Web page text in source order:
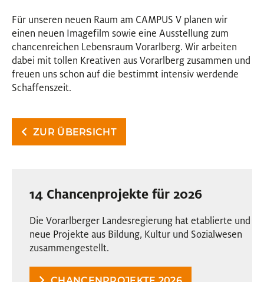
Für unseren neuen Raum am CAMPUS V planen wir
einen neuen Imagefilm sowie eine Ausstellung zum
chancenreichen Lebensraum Vorarlberg. Wir arbeiten
dabei mit tollen Kreativen aus Vorarlberg zusammen und
freuen uns schon auf die bestimmt intensiv werdende
Schaffenszeit.
ZUR ÜBERSICHT
14 Chancenprojekte für 2026
Die Vorarlberger Landesregierung hat etablierte und
neue Projekte aus Bildung, Kultur und Sozialwesen
zusammengestellt.